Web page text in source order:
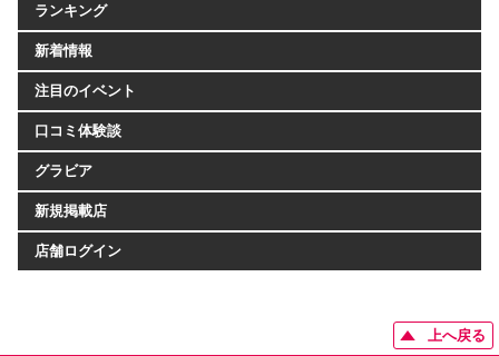
ランキング
新着情報
注目のイベント
口コミ体験談
グラビア
新規掲載店
店舗ログイン
上へ戻る